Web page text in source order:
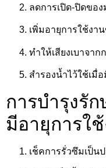
ลดการเปิด-ปิดขอ
เพิ่มอายุการใช้งา
ทำให้เสียงเบาจา
สำรองน้ำไว้ใช้เมื่
การบำรุงรั
มีอายุการใ
เช็คการรั่วซึมเป็น